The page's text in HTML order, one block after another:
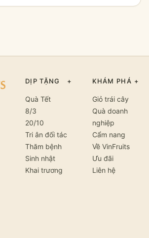
DỊP TẶNG +
Quà Tết
8/3
20/10
Tri ân đối tác
Thăm bệnh
Sinh nhật
Khai trương
KHÁM PHÁ +
Giỏ trái cây
Quà doanh
nghiệp
Cẩm nang
Về VinFruits
Ưu đãi
Liên hệ